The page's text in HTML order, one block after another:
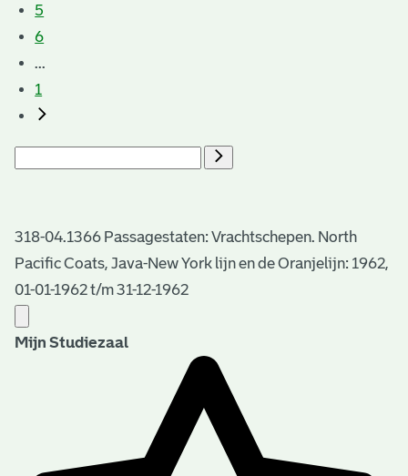
5
6
...
1
318-04.1366 Passagestaten: Vrachtschepen. North
Pacific Coats, Java-New York lijn en de Oranjelijn: 1962,
01-01-1962 t/m 31-12-1962
Mijn Studiezaal